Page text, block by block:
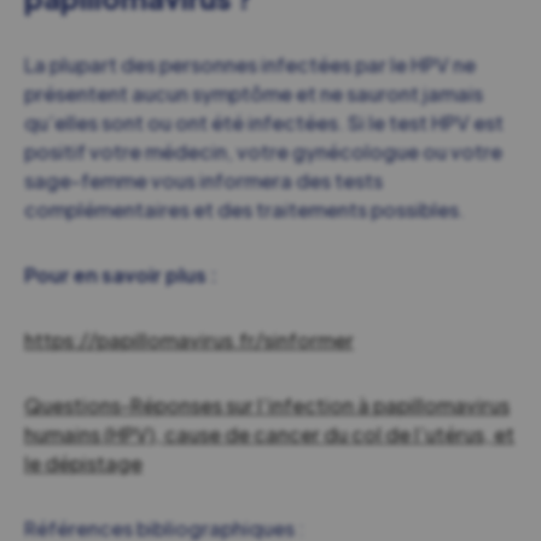
La plupart des personnes infectées par le HPV ne
présentent aucun symptôme et ne sauront jamais
qu’elles sont ou ont été infectées. Si le test HPV est
positif votre médecin, votre gynécologue ou votre
sage-femme vous informera des tests
complémentaires et des traitements possibles.
Pour en savoir plus :
https://papillomavirus.fr/sinformer
Questions-Réponses sur l’infection à papillomavirus
humains (HPV), cause de cancer du col de l’utérus, et
le dépistage
Références bibliographiques :